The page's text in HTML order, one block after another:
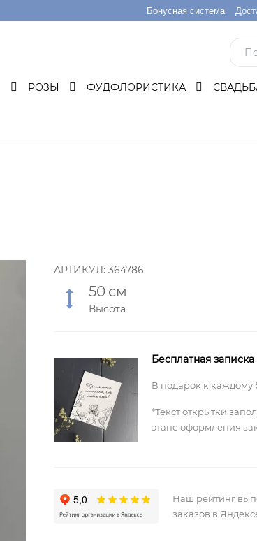
Бонусная система
РОЗЫ ФУДФЛОРИСТИКА
АРТИКУЛ: 364786
50 см
Высота
Бесплатная записка
В подарок к каждому
*Текст открытки
этапе оформления
Наш рейтинг
заказов в